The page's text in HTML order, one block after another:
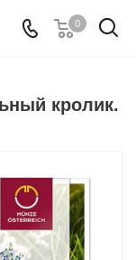
0
кролик.